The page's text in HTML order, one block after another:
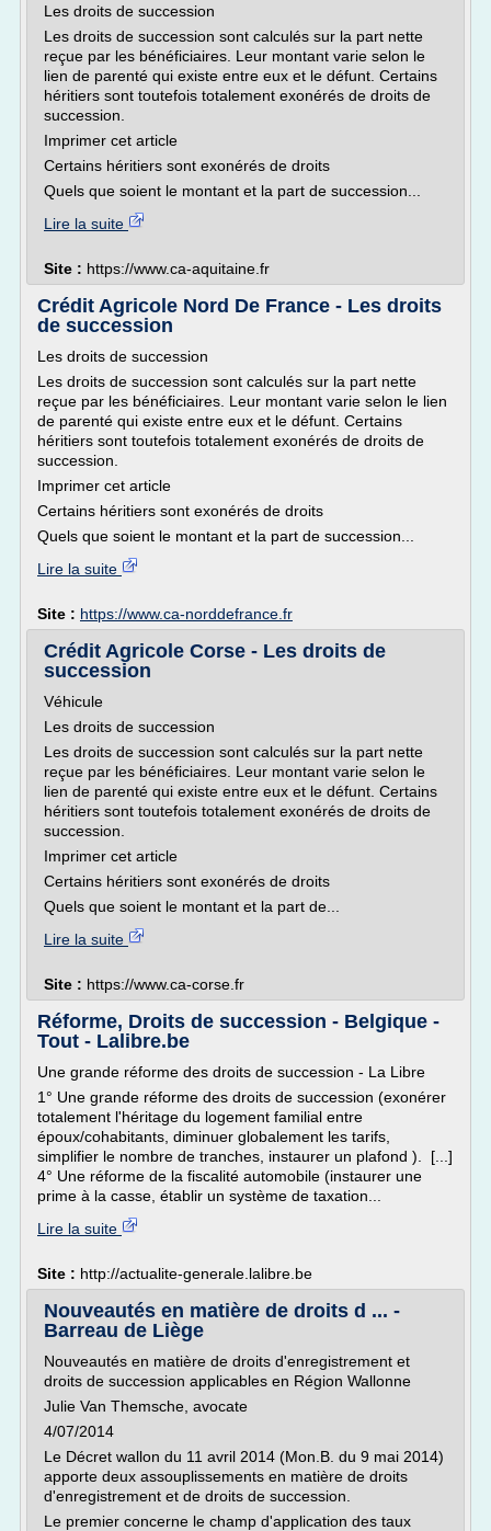
Les droits de succession
Les droits de succession sont calculés sur la part nette
reçue par les bénéficiaires. Leur montant varie selon le
lien de parenté qui existe entre eux et le défunt. Certains
héritiers sont toutefois totalement exonérés de droits de
succession.
Imprimer cet article
Certains héritiers sont exonérés de droits
Quels que soient le montant et la part de succession...
Lire la suite
Site : https://www.ca-aquitaine.fr
Crédit Agricole Nord De France - Les droits
de succession
Les droits de succession
Les droits de succession sont calculés sur la part nette
reçue par les bénéficiaires. Leur montant varie selon le lien
de parenté qui existe entre eux et le défunt. Certains
héritiers sont toutefois totalement exonérés de droits de
succession.
Imprimer cet article
Certains héritiers sont exonérés de droits
Quels que soient le montant et la part de succession...
Lire la suite
Site : https://www.ca-norddefrance.fr
Crédit Agricole Corse - Les droits de
succession
Véhicule
Les droits de succession
Les droits de succession sont calculés sur la part nette
reçue par les bénéficiaires. Leur montant varie selon le
lien de parenté qui existe entre eux et le défunt. Certains
héritiers sont toutefois totalement exonérés de droits de
succession.
Imprimer cet article
Certains héritiers sont exonérés de droits
Quels que soient le montant et la part de...
Lire la suite
Site : https://www.ca-corse.fr
Réforme, Droits de succession - Belgique -
Tout - Lalibre.be
Une grande réforme des droits de succession - La Libre
1° Une grande réforme des droits de succession (exonérer
totalement l'héritage du logement familial entre
époux/cohabitants, diminuer globalement les tarifs,
simplifier le nombre de tranches, instaurer un plafond ). [...]
4° Une réforme de la fiscalité automobile (instaurer une
prime à la casse, établir un système de taxation...
Lire la suite
Site : http://actualite-generale.lalibre.be
Nouveautés en matière de droits d ... -
Barreau de Liège
Nouveautés en matière de droits d'enregistrement et
droits de succession applicables en Région Wallonne
Julie Van Themsche, avocate
4/07/2014
Le Décret wallon du 11 avril 2014 (Mon.B. du 9 mai 2014)
apporte deux assouplissements en matière de droits
d'enregistrement et de droits de succession.
Le premier concerne le champ d'application des taux